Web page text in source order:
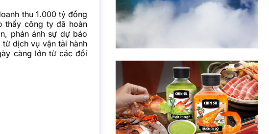
thu 1.000 tỷ đồng
thấy công ty đã hoàn
phản ánh sự dự báo
dịch vụ vận tải hành
càng lớn từ các đối